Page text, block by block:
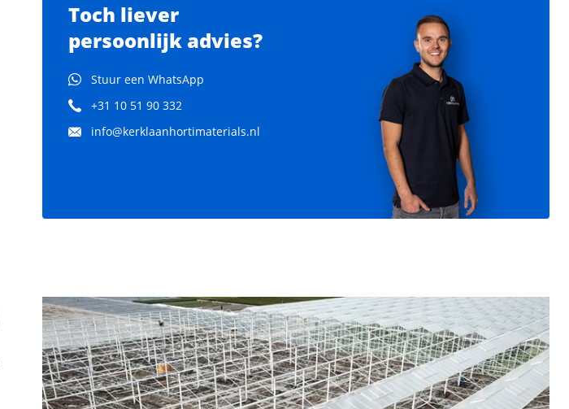
Toch liever
persoonlijk advies?
Stuur een WhatsApp
+31 10 51 90 332
info@kerklaanhortimaterials.nl